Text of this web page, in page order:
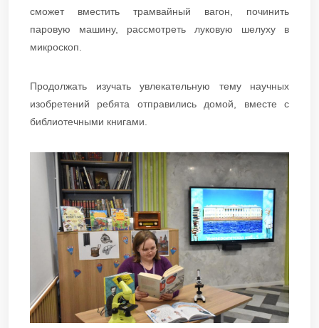
сможет вместить трамвайный вагон, починить
паровую машину, рассмотреть луковую шелуху в
микроскоп.
Продолжать изучать увлекательную тему научных
изобретений ребята отправились домой, вместе с
библиотечными книгами.